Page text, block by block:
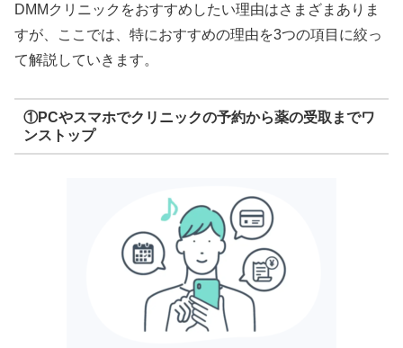
DMMクリニックをおすすめしたい理由はさまざまありま
すが、ここでは、特におすすめの理由を3つの項目に絞っ
て解説していきます。
①PCやスマホでクリニックの予約から薬の受取までワ
ンストップ